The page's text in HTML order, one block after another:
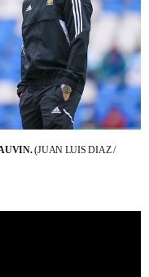
(JUAN LUIS DIAZ /